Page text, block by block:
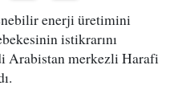
enerji üretimini
istikrarını
Arabistan merkezli Harafi